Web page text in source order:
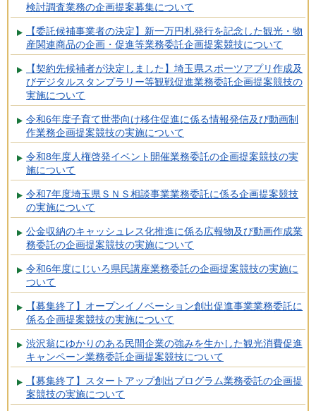
検討調査業務の企画提案募集について
【委託候補事業者の決定】新一万円札発行を記念した観光・物
産関連商品の企画・促進等業務委託企画提案競技について
【契約先候補者が決定しました】埼玉県スポーツアプリ作成及
びデジタルスタンプラリー等観戦促進業務委託企画提案競技の
実施について
令和6年度子育て世帯向け移住促進に係る情報発信及び動画制
作業務企画提案競技の実施について
令和8年度人権啓発イベント開催業務委託の企画提案競技の実
施について
令和7年度埼玉県ＳＮＳ相談事業業務委託に係る企画提案競技
の実施について
公金収納のキャッシュレス化推進に係る広報物及び動画作成業
務委託の企画提案競技の実施について
令和6年度にじいろ県民講座業務委託の企画提案競技の実施に
ついて
【募集終了】オープンイノベーション創出促進事業業務委託に
係る企画提案競技の実施について
渋沢翁にゆかりのある民間企業の強みを生かした観光消費促進
キャンペーン業務委託企画提案競技について
【募集終了】スタートアップ創出プログラム業務委託の企画提
案競技の実施について